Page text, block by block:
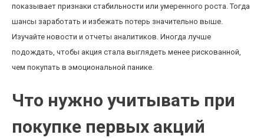
показывает признаки стабильности или умеренного роста. Тогда
шансы заработать и избежать потерь значительно выше.
Изучайте новости и отчеты аналитиков. Иногда лучше
подождать, чтобы акция стала выглядеть менее рискованной,
чем покупать в эмоциональной панике.
Что нужно учитывать при
покупке первых акций